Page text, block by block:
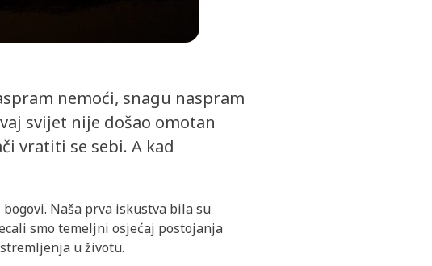
nemoći, snagu naspram
svijet nije došao omotan
vratiti se sebi. A kad
Naša prva iskustva bila su
smo temeljni osjećaj postojanja
u životu.